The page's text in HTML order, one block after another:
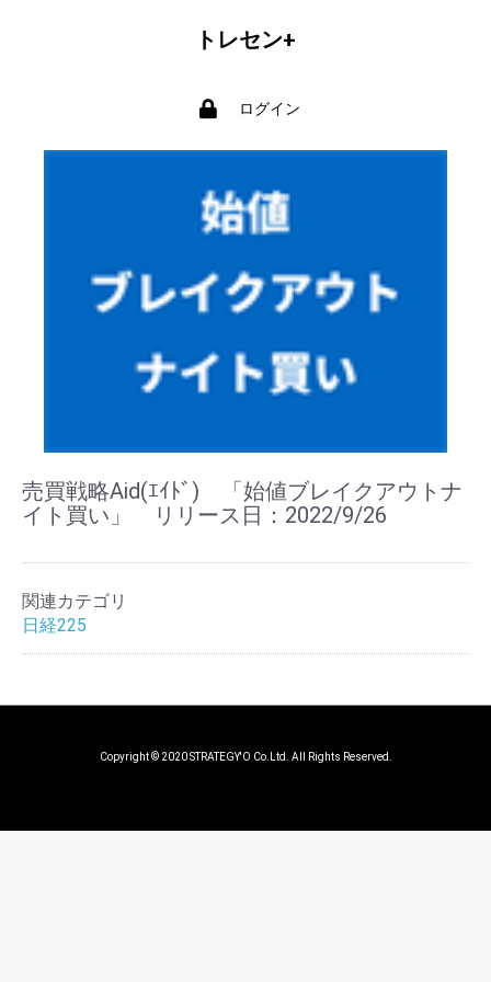
トレセン+
ログイン
売買戦略Aid(ｴｲﾄﾞ) 「始値ブレイクアウトナ
イト買い」 リリース日：2022/9/26
関連カテゴリ
日経225
Copyright © 2020 STRATEGY'O Co.Ltd. All Rights Reserved.